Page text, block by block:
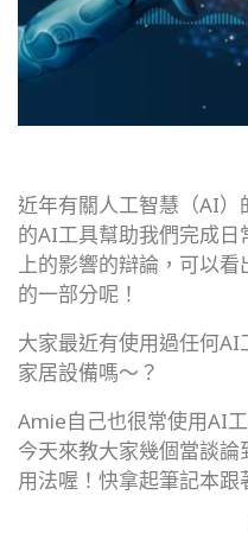
近年有關人工智慧（AI）
的AI工具幫助我們完成日
上的影響的辯論， 可以看
的一部分呢！
大家最近有使用過任何AI
家居設備嗎～？
Amie自己也很常使用AI
今天來教大家幾個當談論
用法喔！快拿起筆記本跟